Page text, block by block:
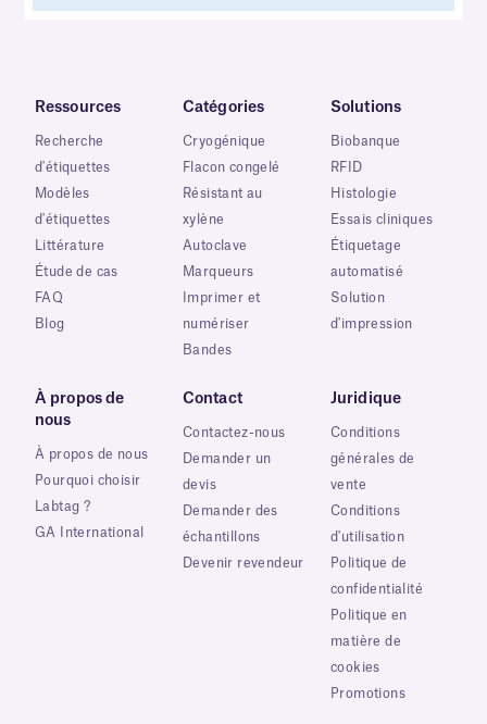
Ressources
Recherche
d'étiquettes
Modèles
d'étiquettes
Littérature
Étude de cas
FAQ
Blog
Catégories
Cryogénique
Flacon congelé
Résistant au
xylène
Autoclave
Marqueurs
Imprimer et
numériser
Bandes
Solutions
Biobanque
RFID
Histologie
Essais cliniques
Étiquetage
automatisé
Solution
d'impression
À propos de
nous
À propos de nous
Pourquoi choisir
Labtag ?
GA International
Contact
Contactez-nous
Demander un
devis
Demander des
échantillons
Devenir revendeur
Juridique
Conditions
générales de
vente
Conditions
d'utilisation
Politique de
confidentialité
Politique en
matière de
cookies
Promotions